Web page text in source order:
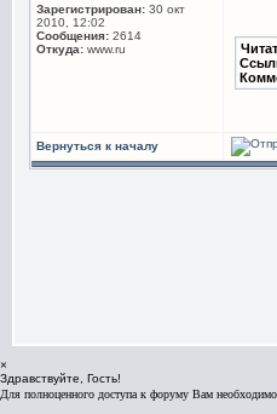
Зарегистрирован: 30 окт
2010, 12:02
Сообщения: 2614
Откуда: www.ru
Вернуться к началу
×
Здравствуйте, Гость!
Для полноценного доступа к форуму Вам